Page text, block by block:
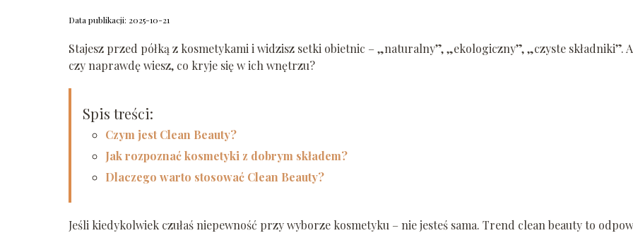
Data publikacji: 2025-10-21
Stajesz przed półką z kosmetykami i widzisz setki obietnic – „naturalny”, „ekologiczny”, „czyste składniki”.
czy naprawdę wiesz, co kryje się w ich wnętrzu?
Spis treści:
Czym jest Clean Beauty?
Jak rozpoznać kosmetyki z dobrym składem?
Dlaczego warto stosować Clean Beauty?
Jeśli kiedykolwiek czułaś niepewność przy wyborze kosmetyku – nie jesteś sama. Trend clean beauty to